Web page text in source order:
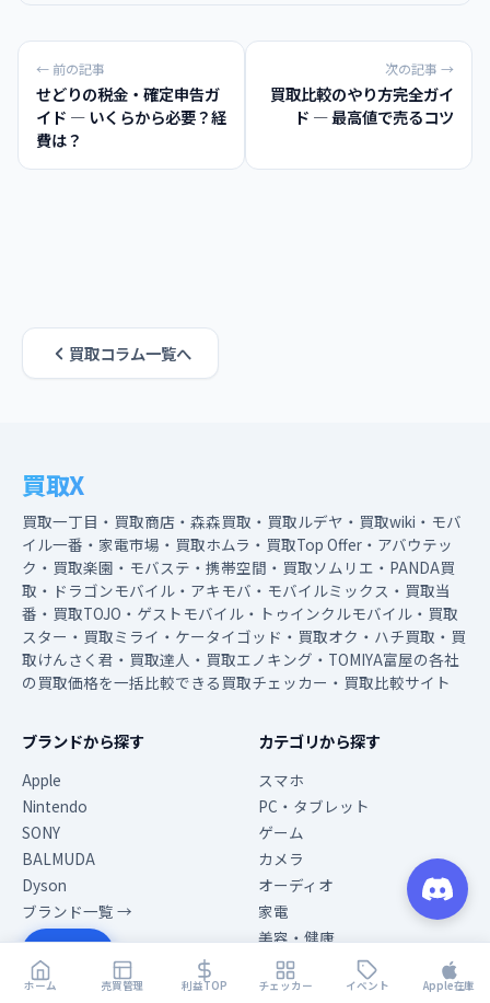
ホーム 売買管理 利益TOP チェッカー イベント Apple在庫
← 前の記事
せどりの税金・確定申告ガ
イド — いくらから必要？経
費は？
次の記事 →
買取比較のやり方完全ガイ
ド — 最高値で売るコツ
買取コラム一覧へ
買取X
買取一丁目・買取商店・森森買取・買取ルデヤ・買取wiki・モバ
イル一番・家電市場・買取ホムラ・買取Top Offer・アバウテッ
ク・買取楽園・モバステ・携帯空間・買取ソムリエ・PANDA買
取・ドラゴンモバイル・アキモバ・モバイルミックス・買取当
番・買取TOJO・ゲストモバイル・トゥインクルモバイル・買取
スター・買取ミライ・ケータイゴッド・買取オク・ハチ買取・買
取けんさく君・買取達人・買取エノキング・TOMIYA富屋の各社
の買取価格を一括比較できる買取チェッカー・買取比較サイト
ブランドから探す
Apple
Nintendo
SONY
BALMUDA
Dyson
ブランド一覧 →
カテゴリから探す
スマホ
PC・タブレット
ゲーム
カメラ
オーディオ
家電
美容・健康
時計
カテゴリ一覧 →